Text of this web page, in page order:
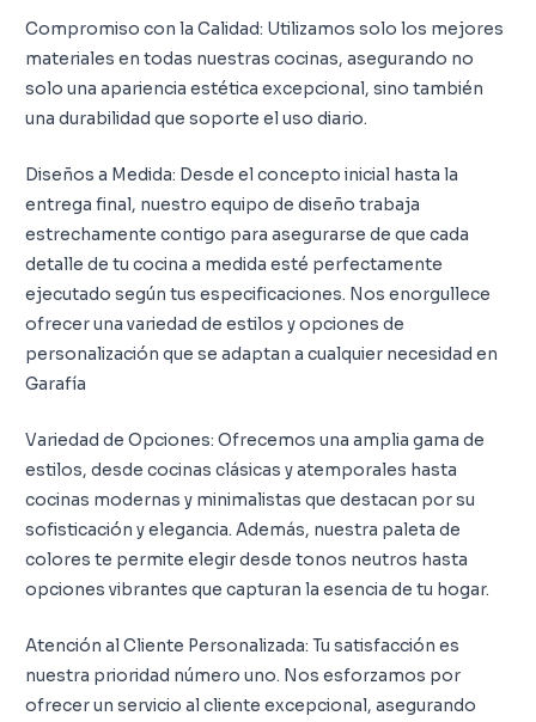
Compromiso con la Calidad: Utilizamos solo los mejores
materiales en todas nuestras cocinas, asegurando no
solo una apariencia estética excepcional, sino también
una durabilidad que soporte el uso diario.
Diseños a Medida: Desde el concepto inicial hasta la
entrega final, nuestro equipo de diseño trabaja
estrechamente contigo para asegurarse de que cada
detalle de tu cocina a medida esté perfectamente
ejecutado según tus especificaciones. Nos enorgullece
ofrecer una variedad de estilos y opciones de
personalización que se adaptan a cualquier necesidad en
Garafía
Variedad de Opciones: Ofrecemos una amplia gama de
estilos, desde cocinas clásicas y atemporales hasta
cocinas modernas y minimalistas que destacan por su
sofisticación y elegancia. Además, nuestra paleta de
colores te permite elegir desde tonos neutros hasta
opciones vibrantes que capturan la esencia de tu hogar.
Atención al Cliente Personalizada: Tu satisfacción es
nuestra prioridad número uno. Nos esforzamos por
ofrecer un servicio al cliente excepcional, asegurando